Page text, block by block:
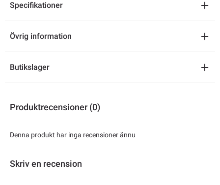
Specifikationer
Övrig information
Butikslager
Produktrecensioner (0)
Denna produkt har inga recensioner ännu
Skriv en recension